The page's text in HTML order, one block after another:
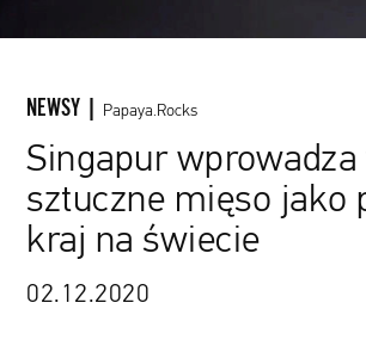
NEWSY | Papaya.Rocks
Singapur wprowadza
sztuczne mięso jako
kraj na świecie
02.12.2020
FACEBOOK